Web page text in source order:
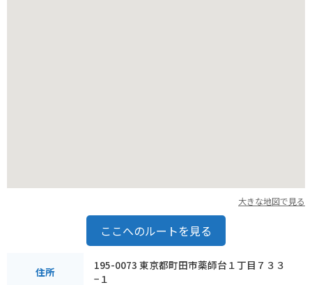
大きな地図で見る
ここへのルートを見る
住所
195-0073 東京都町田市薬師台１丁目７３３
−１